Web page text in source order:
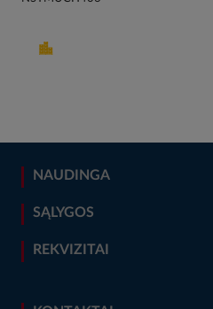
NAUDINGA
SĄLYGOS
REKVIZITAI